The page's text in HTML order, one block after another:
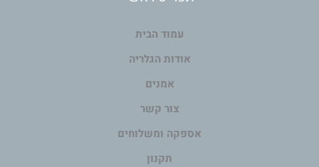
עמוד הבית
אודות הגלריה
אמנים
צור קשר
אספקה ומשלוחים
תקנון